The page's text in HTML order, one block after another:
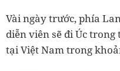
Vài ngày trước, phía
diễn viên sẽ đi Úc trong
tại Việt Nam trong